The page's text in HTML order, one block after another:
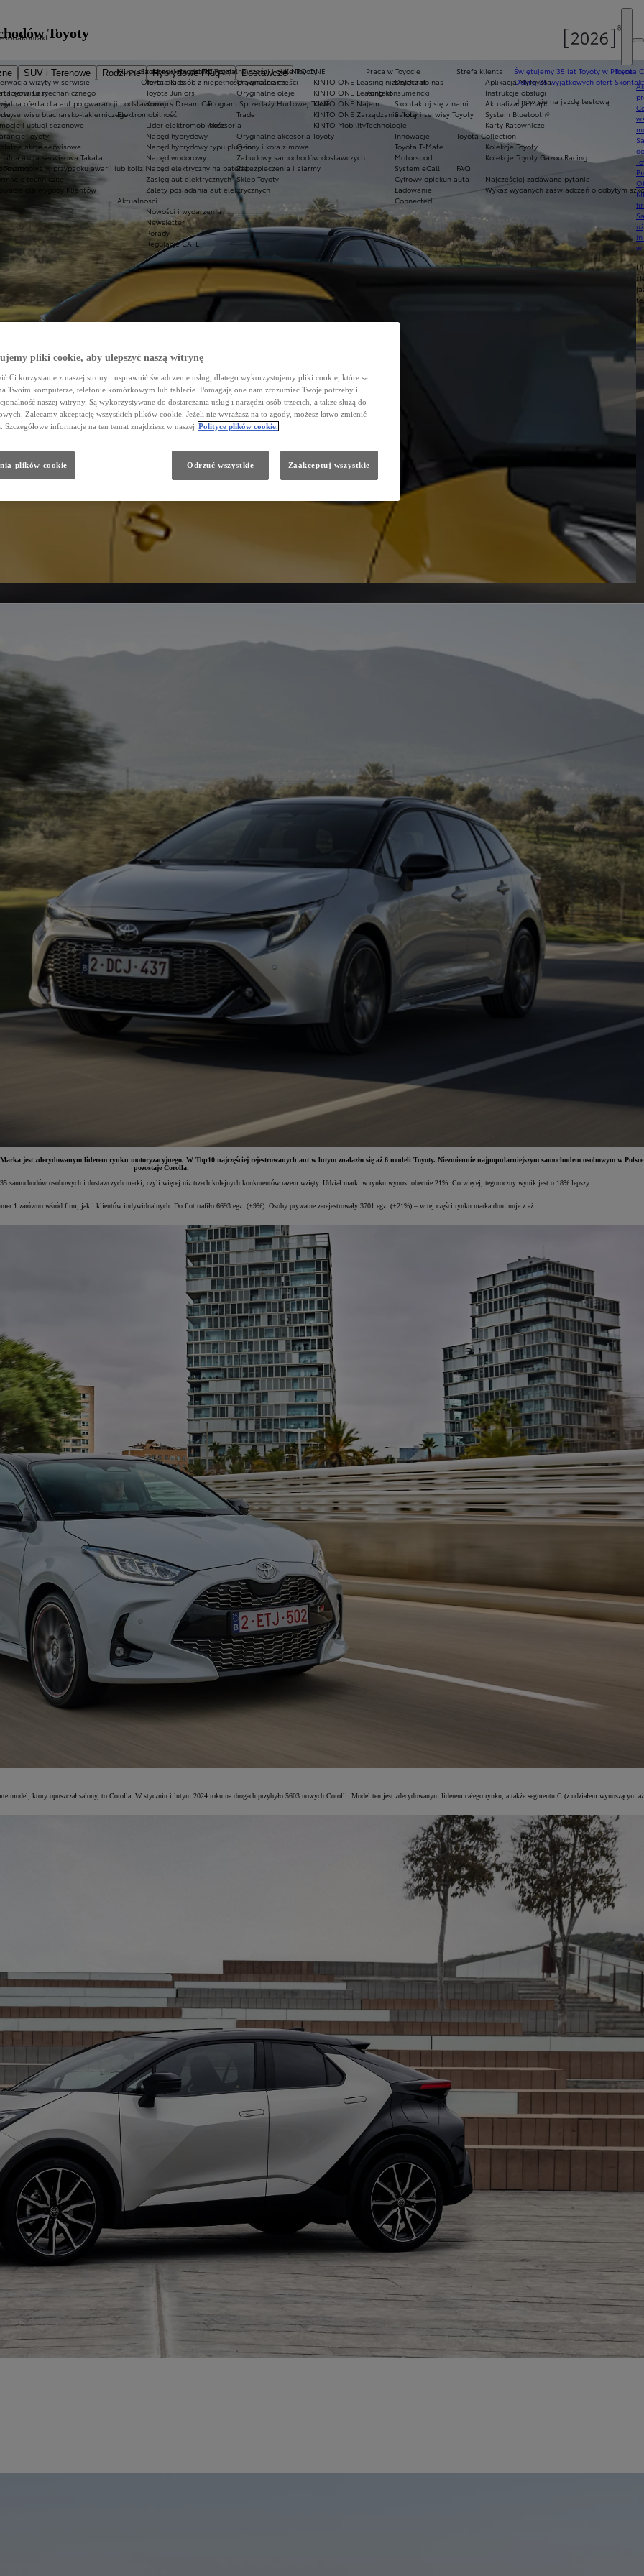
SUV i Terenowe Rodzinne Hybrydowe Plug-in
Dostawcze
Ekobonus dla hybryd Toyoty
Oferta dla osób z niepełnosprawnościami
Świętujemy 35 lat Toyoty w Polsce
Odkryj 35 wyjątkowych ofert
Umów się na jazdę testową
Toyoty
Kluby dla dzieci i młodzieży
Toyota Kids
Toyota Juniors
Konkurs Dream Car
Elektromobilność
Lider elektromobilności
Napęd hybrydowy
Napęd hybrydowy typu plug-in
Napęd wodorowy
Napęd elektryczny na baterię
Zasięg aut elektrycznych
Zalety posiadania aut elektrycznych
Aktualności
Nowości i wydarzenia
Newsletter
Porady
Regulacje CAFE
Praca w Toyocie
Dołącz do nas
Kontakt
Skontaktuj się z nami
Salony i serwisy Toyoty
Technologie
Innowacje
Toyota T-Mate
Motorsport
System eCall
Cyfrowy opiekun auta
Ładowanie
Connected
Toyota
Toyota Easy
KINTO ONE
KINTO ONE Leasing niższych rat
KINTO ONE Leasing konsumencki
KINTO ONE Najem
KINTO ONE Zarządzanie flotą
KINTO Mobility
wizyty w serwisie
serwisu mechanicznego
oferta dla aut po gwarancji podstawowej
serwisu blacharsko-lakierniczego
i usługi sezonowe
Toyoty
akcje serwisowe
akcja serwisowa Takata
drogowa w przypadku awarii lub kolizji
techniczne
dla wygody Klientów
Oryginalne części i oleje Toyoty
Oryginalne części
Oryginalne oleje
Program Sprzedaży Hurtowej Trade
Trade
Akcesoria
Oryginalne akcesoria Toyoty
Opony i koła zimowe
Zabudowy samochodów dostawczych
Zabezpieczenia i alarmy
Sklep Toyoty
Strefa klienta
Aplikacja MyToyota
Instrukcje obsługi
Aktualizacja map
System Bluetooth®
Karty Ratownicze
Toyota Collection
Kolekcje Toyoty
Kolekcje Toyoty Gazoo Racing
FAQ
Najczęściej zadawane pytania
Wykaz wydanych zaświadczeń o odbytym
KontaktToyoty
jest zdecydowanym liderem rynku motoryzacyjnego. W Top10 najczęściej rejestrowanych aut w lutym znalazło się aż 6 modeli Toyoty. Niezmiennie najpopularniejszym samochodem osobowym w Polsce
pozostaje Corolla.
samochodów osobowych i dostawczych marki, czyli więcej niż trzech kolejnych konkurentów razem wzięty. Udział marki w rynku wynosi obecnie 21%. Co więcej, tegoroczny wynik jest o 18% lepszy
1 zarówno wśród firm, jak i klientów indywidualnych. Do flot trafiło 6693 egz. (+9%). Osoby prywatne zarejestrowały 3701 egz. (+21%) – w tej części rynku marka dominuje z aż
który opuszczał salony, to Corolla. W styczniu i lutym 2024 roku na drogach przybyło 5603 nowych Corolli. Model ten jest zdecydowanym liderem całego rynku, a także segmentu C (z udziałem wynoszącym aż
pliki cookie, aby ulepszyć naszą witrynę
Ci korzystanie z naszej strony i usprawnić świadczenie usług, dlatego wykorzystujemy pliki cookie, które są
Twoim komputerze, telefonie komórkowym lub tablecie. Pomagają one nam zrozumieć Twoje potrzeby i
naszej witryny. Są wykorzystywane do dostarczania usług i narzędzi osób trzecich, a także służą do
Zalecamy akceptację wszystkich plików cookie. Jeżeli nie wyrażasz na to zgody, możesz łatwo zmienić
Szczegółowe informacje na ten temat znajdziesz w naszej Polityce plików cookie.
Odrzuć wszystkie Zaakceptuj wszystkie
plików cookie